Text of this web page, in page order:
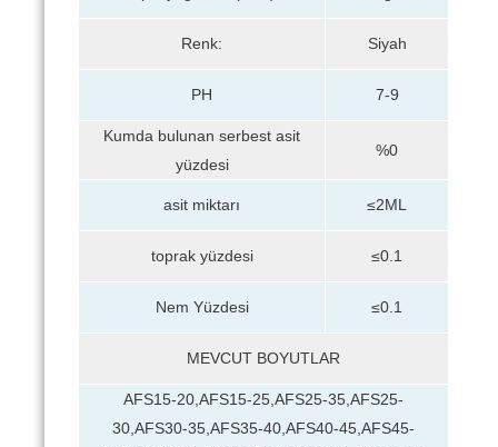
Renk: Siyah
PH 7-9
Kumda bulunan serbest asit
yüzdesi
%0
asit miktarı ≤2ML
toprak yüzdesi ≤0.1
Nem Yüzdesi ≤0.1
MEVCUT BOYUTLAR
AFS15-20,AFS15-25,AFS25-35,AFS25-
30,AFS30-35,AFS35-40,AFS40-45,AFS45-